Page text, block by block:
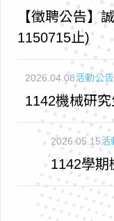
【徵聘公告】
1150715止)
2026.04.08活動公告
1142機械研
2026.05.15活
1142學期